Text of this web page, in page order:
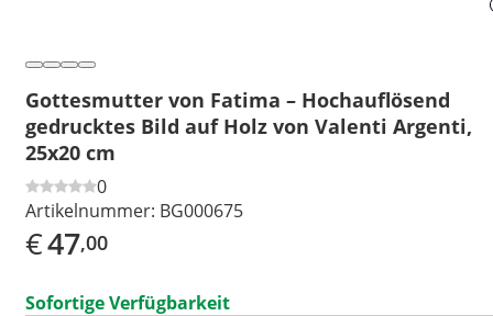
Gottesmutter von Fatima – Hochauflösend
gedrucktes Bild auf Holz von Valenti Argenti,
25x20 cm
0
Artikelnummer: BG000675
€47,00
Sofortige Verfügbarkeit